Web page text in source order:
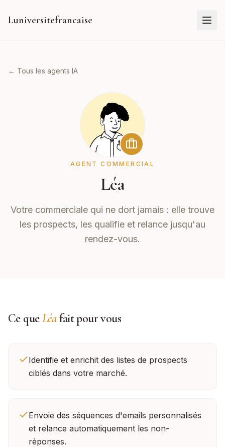
Luniversitefrancaise
← Tous les agents IA
AGENT COMMERCIAL
Léa
Votre commerciale qui ne dort jamais : elle trouve
les prospects, les qualifie et relance jusqu'au
rendez-vous.
Ce queLéafait pour vous
Identifie et enrichit des listes de prospects
ciblés dans votre marché.
Envoie des séquences d'emails personnalisés
et relance automatiquement les non-
réponses.